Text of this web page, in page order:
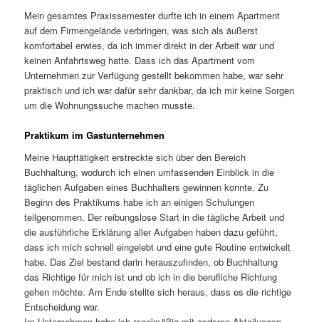
Mein gesamtes Praxissemester durfte ich in einem Apartment
auf dem Firmengelände verbringen, was sich als äußerst
komfortabel erwies, da ich immer direkt in der Arbeit war und
keinen Anfahrtsweg hatte. Dass ich das Apartment vom
Unternehmen zur Verfügung gestellt bekommen habe, war sehr
praktisch und ich war dafür sehr dankbar, da ich mir keine Sorgen
um die Wohnungssuche machen musste.
Praktikum im Gastunternehmen
Meine Haupttätigkeit erstreckte sich über den Bereich
Buchhaltung, wodurch ich einen umfassenden Einblick in die
täglichen Aufgaben eines Buchhalters gewinnen konnte. Zu
Beginn des Praktikums habe ich an einigen Schulungen
teilgenommen. Der reibungslose Start in die tägliche Arbeit und
die ausführliche Erklärung aller Aufgaben haben dazu geführt,
dass ich mich schnell eingelebt und eine gute Routine entwickelt
habe. Das Ziel bestand darin herauszufinden, ob Buchhaltung
das Richtige für mich ist und ob ich in die berufliche Richtung
gehen möchte. Am Ende stellte sich heraus, dass es die richtige
Entscheidung war.